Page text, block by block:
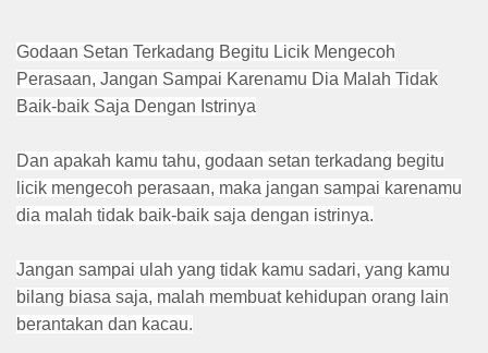
Godaan Setan Terkadang Begitu Licik Mengecoh
Perasaan, Jangan Sampai Karenamu Dia Malah Tidak
Baik-baik Saja Dengan Istrinya
Dan apakah kamu tahu, godaan setan terkadang begitu
licik mengecoh perasaan, maka jangan sampai karenamu
dia malah tidak baik-baik saja dengan istrinya.
Jangan sampai ulah yang tidak kamu sadari, yang kamu
bilang biasa saja, malah membuat kehidupan orang lain
berantakan dan kacau.